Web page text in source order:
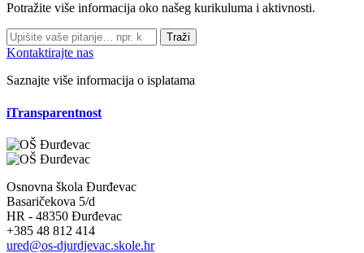
Potražite više informacija oko našeg kurikuluma i aktivnosti.
Traži
Kontaktirajte nas
Saznajte više informacija o isplatama
iTransparentnost
Osnovna škola Đurđevac
Basaričekova 5/d
HR - 48350 Đurđevac
+385 48 812 414
ured@os-djurdjevac.skole.hr